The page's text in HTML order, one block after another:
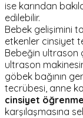
ise karından
edilebilir.
Bebek gelişimini
etkenler cinsiyet
Bebeğin ultrason
ultrason
göbek bağının
tecrübesi, anne
cinsiyet öğrenme
karşılaşmasına